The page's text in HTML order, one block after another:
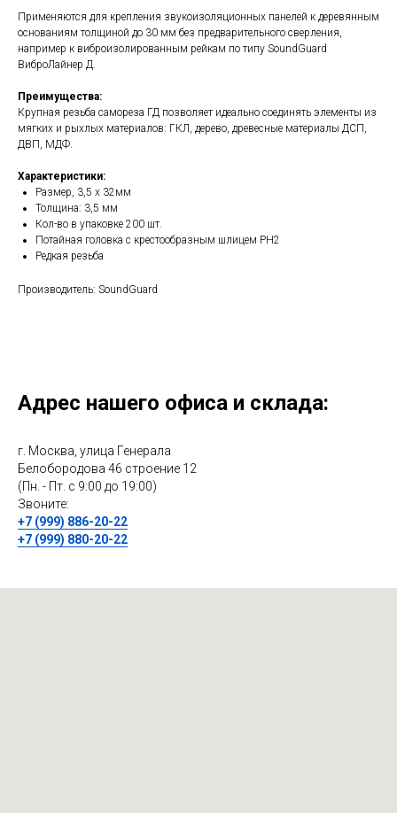
Применяются для крепления звукоизоляционных панелей к деревянным
основаниям толщиной до 30 мм без предварительного сверления,
например к виброизолированным рейкам по типу SoundGuard
ВиброЛайнер Д.
Преимущества:
Крупная резьба самореза ГД позволяет идеально соединять элементы из
мягких и рыхлых материалов: ГКЛ, дерево, древесные материалы ДСП,
ДВП, МДФ.
Характеристики:
Размер, 3,5 х 32мм
Толщина: 3,5 мм
Кол-во в упаковке 200 шт.
Потайная головка с крестообразным шлицем PH2
Редкая резьба
Производитель: SoundGuard
Адрес нашего офиса и склада:
г. Москва, улица Генерала
Белобородова 46 строение 12
(Пн. - Пт. с 9:00 до 19:00)
Звоните:
+7 (999) 886-20-22
+7 (999) 880-20-22